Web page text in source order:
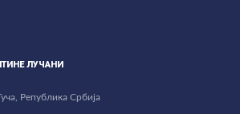
ЛУЧАНИ
Република Србија